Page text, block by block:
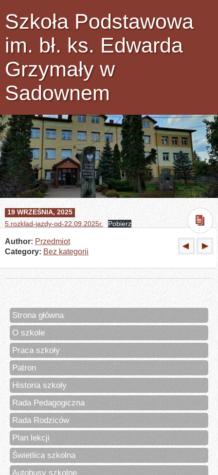
Szkoła Podstawowa
im. bł. ks. Edwarda
Grzymały w
Sadownem
19 WRZEŚNIA, 2025
5.rozklad-jazdy-od-22.09.2025r. Pobierz
Author: Przedmiot
Category: Bez kategorii
Strona główna
O szkole
Praca szkoły
Patron
Historia szkoły
Rada Pedagogiczna
Rada Rodziców
Plan lekcji
Świetlica szkolna
Autobusy szkolne